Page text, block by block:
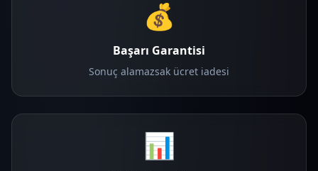
💰
Başarı Garantisi
Sonuç alamazsak ücret iadesi
📊